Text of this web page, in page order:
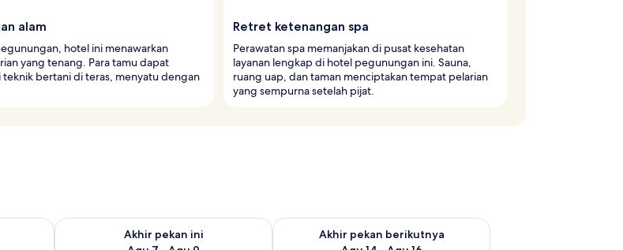
alam
hotel ini menawarkan
yang tenang. Para tamu dapat
teknik bertani di teras, menyatu dengan
Retret ketenangan spa
Perawatan spa memanjakan di pusat kesehatan
layanan lengkap di hotel pegunungan ini. Sauna,
ruang uap, dan taman menciptakan tempat pelarian
yang sempurna setelah pijat.
Agu 8 - Agu 9
Akhir pekan ini
Periksa ketersediaan untuk akhir pekan ini Agu 7 - Agu 9
Akhir pekan berikutnya
Periksa ketersediaan untuk akhir pekan berikutnya Agu 14 -